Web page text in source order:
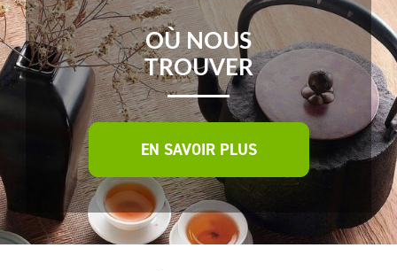
OÙ NOUS
TROUVER
EN SAVOIR PLUS